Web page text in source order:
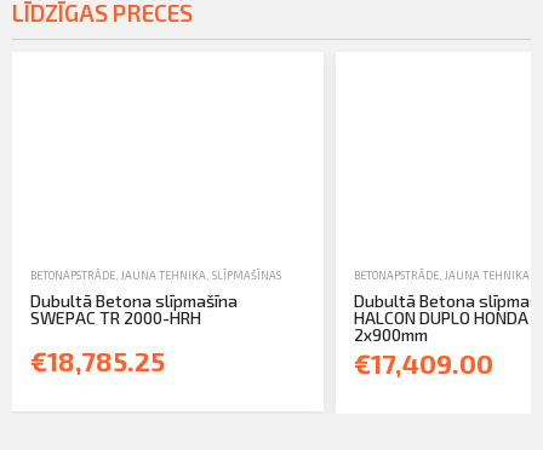
LĪDZĪGAS PRECES
BETONAPSTRĀDE JAUNA TEHNIKA SLĪPMAŠĪNAS
Dubultā Betona slīpmašīna
SWEPAC TR 2000-HRH
€18,785.25
BETONAPSTRĀDE, JAUNA TEHNIKA
Dubultā Betona
HALCON DUPLO HONDA
2x900mm
€17,409.00